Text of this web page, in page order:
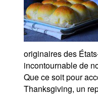
originaires des
incontournable de
Que ce soit pour
Thanksgiving, un